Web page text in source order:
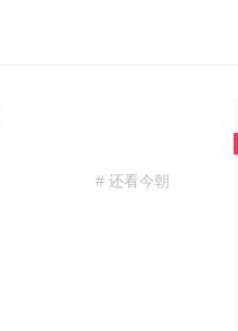
# 还看今朝